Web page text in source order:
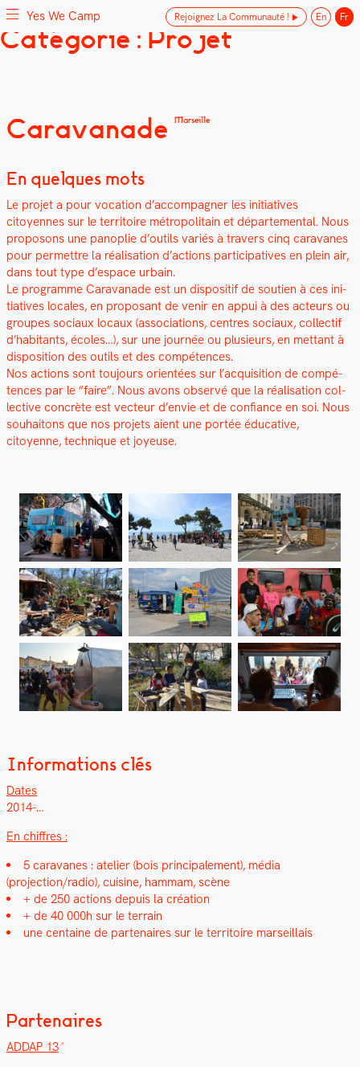
to
Yes We Camp
Utilisation inventive des espaces disponibles
Catégorie : Projet
Caravanade Marseille
En quelques mots
Le pro­jet a pour voca­tion d’accompagner les ini­tia­tives
citoyennes sur le ter­ri­toire mét­ro­pol­i­tain et départe­men­tal. Nous
pro­posons une panoplie d’outils var­iés à tra­vers cinq car­a­vanes
pour per­me­t­tre la réal­i­sa­tion d’actions par­tic­i­pa­tives en plein air,
dans tout type d’espace urbain.
Le pro­gramme Car­a­vanade est un dis­posi­tif de sou­tien à ces ini­
tia­tives locales, en pro­posant de venir en appui à des acteurs ou
groupes soci­aux locaux (asso­ci­a­tions, cen­tres soci­aux, col­lec­tif
d’habitants, écoles…), sur une journée ou plusieurs, en met­tant à
dis­po­si­tion des out­ils et des com­pé­tences.
Nos actions sont tou­jours ori­en­tées sur l’acquisition de com­pé­
tences par le “faire”. Nous avons observé que la réal­i­sa­tion col­
lec­tive con­crète est vecteur d’envie et de con­fi­ance en soi. Nous
souhaitons que nos pro­jets aient une portée éduca­tive,
citoyenne, tech­nique et joyeuse.
Informations clés
Dates
2014-…
En chiffres :
5 car­a­vanes : ate­lier (bois prin­ci­pale­ment), média
(projection/radio), cui­sine, ham­mam, scène
+ de 250 actions depuis la créa­tion
+ de 40 000h sur le ter­rain
une cen­taine de parte­naires sur le ter­ri­toire mar­seil­lais
Partenaires
ADDAP 13
Yes We Camp Rejoignez La Communauté ! En Fr